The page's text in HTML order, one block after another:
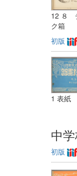
12 ８
ク箱
初版
1 表紙
中
初版